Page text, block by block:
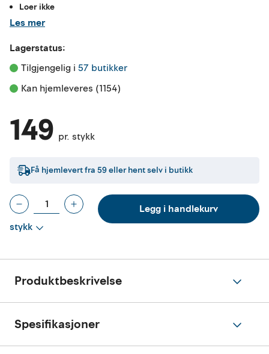
Loer ikke
Les mer
Lagerstatus:
Tilgjengelig i 57 butikker
Kan hjemleveres (1154)
149 pr. stykk
Få hjemlevert fra 59eller hent selv i butikk
stykk
Legg i handlekurv
Produktbeskrivelse
Spesifikasjoner